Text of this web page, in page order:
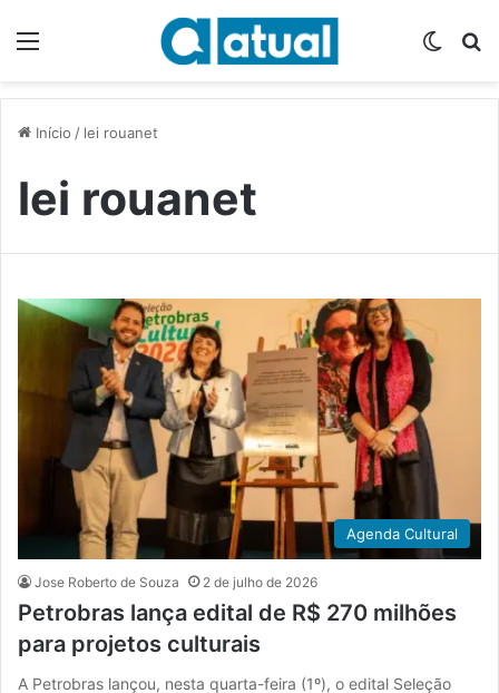
Início / lei rouanet
lei rouanet
Agenda Cultural
Jose Roberto de Souza 2 de julho de 2026
Petrobras lança edital de R$ 270 milhões
para projetos culturais
A Petrobras lançou, nesta quarta-feira (1º), o edital Seleção